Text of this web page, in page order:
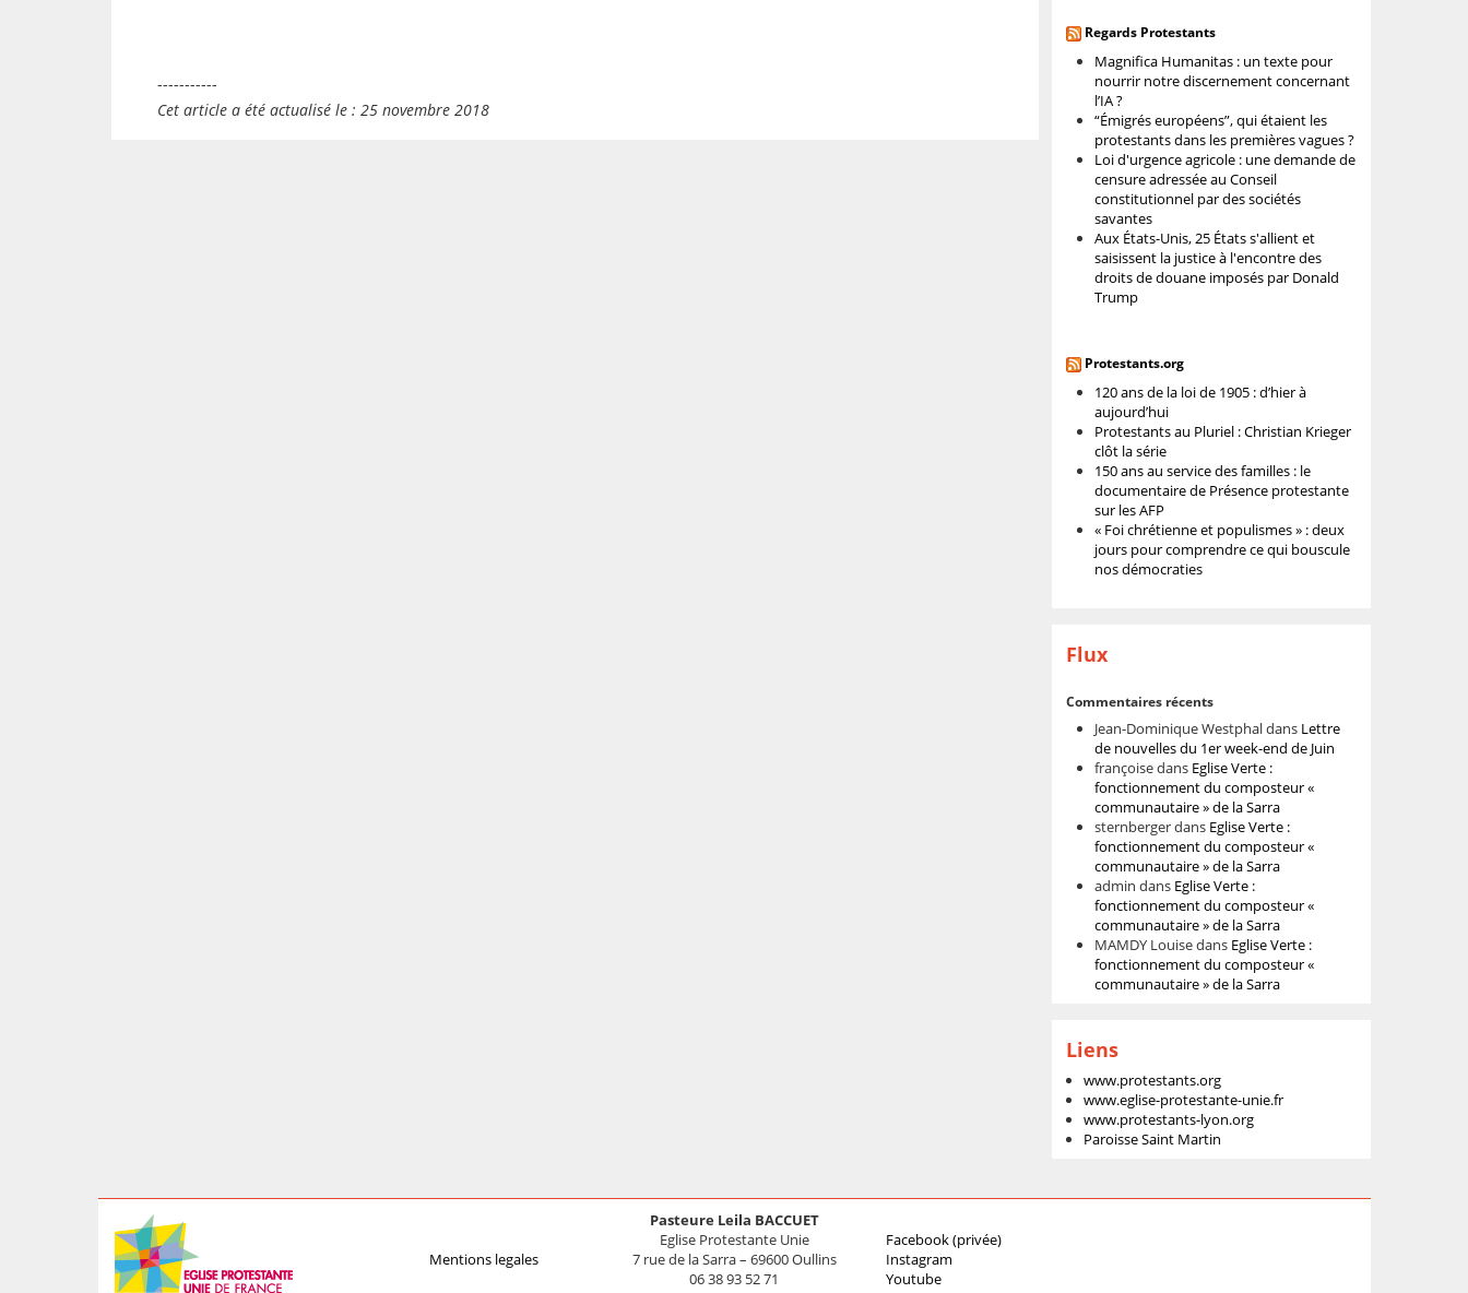
-----------
Cet article a été actualisé le : 25 novembre 2018
Regards Protestants
Magnifica Humanitas : un texte pour
nourrir notre discernement concernant
l’IA ?
“Émigrés européens”, qui étaient les
protestants dans les premières vagues ?
Loi d'urgence agricole : une demande de
censure adressée au Conseil
constitutionnel par des sociétés
savantes
Aux États-Unis, 25 États s'allient et
saisissent la justice à l'encontre des
droits de douane imposés par Donald
Trump
Protestants.org
120 ans de la loi de 1905 : d’hier à
aujourd’hui
Protestants au Pluriel : Christian Krieger
clôt la série
150 ans au service des familles : le
documentaire de Présence protestante
sur les AFP
« Foi chrétienne et populismes » : deux
jours pour comprendre ce qui bouscule
nos démocraties
Flux
Commentaires récents
Jean-Dominique Westphaldans Lettre
de nouvelles du 1er week-end de Juin
françoisedans Eglise Verte :
fonctionnement du composteur «
communautaire » de la Sarra
sternbergerdans Eglise Verte :
fonctionnement du composteur «
communautaire » de la Sarra
admin dans Eglise Verte :
fonctionnement du composteur «
communautaire » de la Sarra
MAMDY Louisedans Eglise Verte :
fonctionnement du composteur «
communautaire » de la Sarra
Liens
www.protestants.org
www.eglise-protestante-unie.fr
www.protestants-lyon.org
Paroisse Saint Martin
Mentions legales
Pasteure Leila BACCUET
Eglise Protestante Unie
7 rue de la Sarra – 69600 Oullins
06 38 93 52 71
Facebook (privée)
Instagram
Youtube